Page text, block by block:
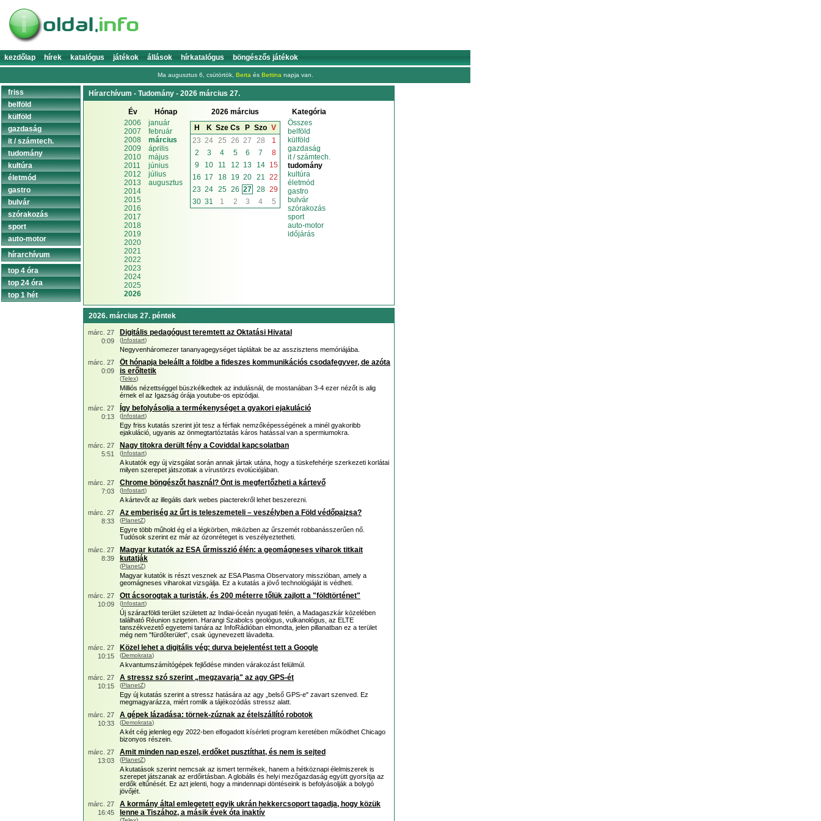
kezdőlap hírek katalógus játékok állások hírkatalógus böngészős játékok
Ma augusztus 6, csütörtök, Berta és Bettina napja van.
Hírarchívum - Tudomány - 2026 március 27.
Év
2006
2007
2008
2009
2010
2011
2012
2013
2014
2015
2016
2017
2018
2019
2020
2021
2022
2023
2024
2025
2026
Hónap
január
február
március
április
május
június
július
augusztus
2026 március
H
K Sze Cs P Szo V
23 24 25 26 27 28
1
2
3 4 5 6 7
8
9
10 11 12 13 14
15
16 17 18 19 20 21
22
23 24 25 26 27 28 29
30 31 1 2 3 4 5
Kategória
Összes
belföld
külföld
gazdaság
it / számtech.
tudomány
kultúra
életmód
gastro
bulvár
szórakozás
sport
auto-motor
időjárás
2026. március 27. péntek
márc. 27
0:09
Digitális pedagógust teremtett az Oktatási Hivatal
(Infostart)
Negyvenháromezer tananyagegységet tápláltak be az asszisztens memóriájába.
márc. 27
0:09
Öt hónapja beleállt a földbe a fideszes kommunikációs csodafegyver, de azóta
is erőltetik
(Telex)
Milliós nézettséggel büszkélkedtek az indulásnál, de mostanában 3-4 ezer nézőt is alig
érnek el az Igazság órája youtube-os epizódjai.
márc. 27
0:13
Így befolyásolja a termékenységet a gyakori ejakuláció
(Infostart)
Egy friss kutatás szerint jót tesz a férfiak nemzőképességének a minél gyakoribb
ejakuláció, ugyanis az önmegtartóztatás káros hatással van a spermiumokra.
márc. 27
5:51
Nagy titokra derült fény a Coviddal kapcsolatban
(Infostart)
A kutatók egy új vizsgálat során annak jártak utána, hogy a tüskefehérje szerkezeti korlátai
milyen szerepet játszottak a vírustörzs evolúciójában.
márc. 27
7:03
Chrome böngészőt használ? Önt is megfertőzheti a kártevő
(Infostart)
A kártevőt az illegális dark webes piacterekről lehet beszerezni.
márc. 27
8:33
Az emberiség az űrt is teleszemeteli – veszélyben a Föld védőpajzsa?
(PlanetZ)
Egyre több műhold ég el a légkörben, miközben az űrszemét robbanásszerűen nő.
Tudósok szerint ez már az ózonréteget is veszélyeztetheti.
márc. 27
8:39
Magyar kutatók az ESA űrmisszió élén: a geomágneses viharok titkait
kutatják
(PlanetZ)
Magyar kutatók is részt vesznek az ESA Plasma Observatory misszióban, amely a
geomágneses viharokat vizsgálja. Ez a kutatás a jövő technológiáját is védheti.
márc. 27
10:09
Ott ácsorogtak a turisták, és 200 méterre tőlük zajlott a "földtörténet"
(Infostart)
Új szárazföldi terület született az Indiai-óceán nyugati felén, a Madagaszkár közelében
található Réunion szigeten. Harangi Szabolcs geológus, vulkanológus, az ELTE
tanszékvezető egyetemi tanára az InfoRádióban elmondta, jelen pillanatban ez a terület
még nem "fürdőterület", csak úgynevezett lávadelta.
márc. 27
10:15
Közel lehet a digitális vég: durva bejelentést tett a Google
(Demokrata)
A kvantumszámítógépek fejlődése minden várakozást felülmúl.
márc. 27
10:15
A stressz szó szerint „megzavarja" az agy GPS-ét
(PlanetZ)
Egy új kutatás szerint a stressz hatására az agy „belső GPS-e" zavart szenved. Ez
megmagyarázza, miért romlik a tájékozódás stressz alatt.
márc. 27
10:33
A gépek lázadása: törnek-zúznak az ételszállító robotok
(Demokrata)
A két cég jelenleg egy 2022-ben elfogadott kísérleti program keretében működhet Chicago
bizonyos részein.
márc. 27
13:03
Amit minden nap eszel, erdőket pusztíthat, és nem is sejted
(PlanetZ)
A kutatások szerint nemcsak az ismert termékek, hanem a hétköznapi élelmiszerek is
szerepet játszanak az erdőirtásban. A globális és helyi mezőgazdaság együtt gyorsítja az
erdők eltűnését. Ez azt jelenti, hogy a mindennapi döntéseink is befolyásolják a bolygó
jövőjét.
márc. 27
16:45
A kormány által emlegetett egyik ukrán hekkercsoport tagadja, hogy közük
lenne a Tiszához, a másik évek óta inaktív
friss
belföld
külföld
gazdaság
it / számtech.
tudomány
kultúra
életmód
gastro
bulvár
szórakozás
sport
auto-motor
hírarchívum
top 4 óra
top 24 óra
top 1 hét